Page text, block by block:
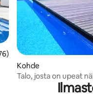
arvio 4,88/5, 176
Kohde
Talo, josta on upeat
lämmitetty uima-allas